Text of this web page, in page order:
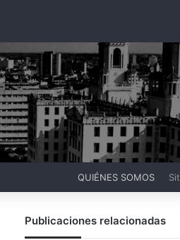
QUIÉNES SOMOS
Publicaciones relacionadas